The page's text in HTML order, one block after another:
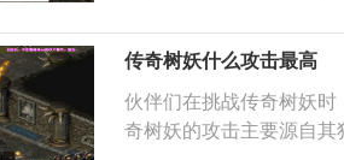
传奇树妖什么攻击最高
伙伴们在挑战传奇树妖
奇树妖的攻击主要源自